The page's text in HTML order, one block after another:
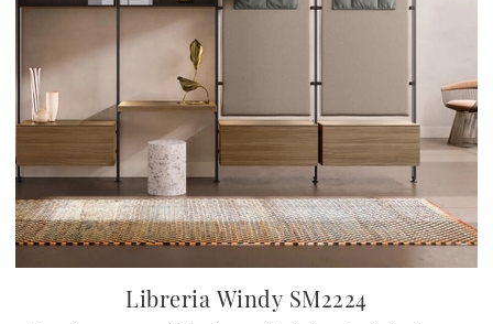
Libreria Windy SM2224